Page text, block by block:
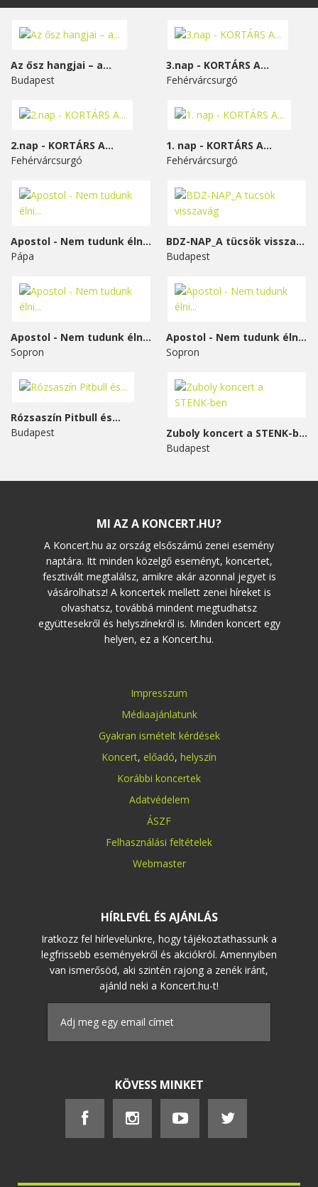
Az ősz hangjai – a...
Budapest
3.nap - KORTÁRS A...
Fehérvárcsurgó
2.nap - KORTÁRS A...
Fehérvárcsurgó
1. nap - KORTÁRS A...
Fehérvárcsurgó
Apostol - Nem tudunk élni...
Pápa
BDZ-NAP_A tücsök visszavág
Budapest
Apostol - Nem tudunk élni...
Sopron
Apostol - Nem tudunk élni...
Sopron
Rózsaszín Pitbull és...
Budapest
Zuboly koncert a STENK-ben
Budapest
MI AZ A KONCERT.HU?
A Koncert.hu az ország elsőszámú zenei esemény
naptára. Itt minden közelgő eseményt, koncertet,
fesztivált megtalálsz, amikre akár azonnal jegyet is
vásárolhatsz! A koncertek mellett zenei híreket is
olvashatsz, továbbá mindent megtudhatsz
együttesekről és helyszínekről is. Minden koncert egy
helyen, ez a Koncert.hu.
Impresszum
Médiaajánlatunk
Gyakran ismételt kérdések
Koncert, előadó, helyszín
Korábbi koncertek
Adatvédelem
ÁSZF
Felhasználási feltételek
Webmaster
HÍRLEVÉL ÉS AJÁNLÁS
Iratkozz fel hírlevelünkre, hogy tájékoztathassunk a
legfrissebb eseményekről és akciókról. Amennyiben
van ismerősöd, aki szintén rajong a zenék iránt,
ajánld neki a Koncert.hu-t!
KÖVESS MINKET